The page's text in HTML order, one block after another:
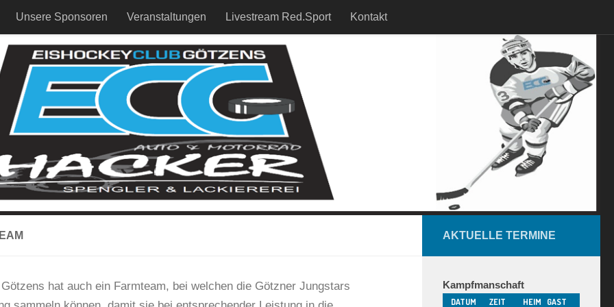
Unsere Sponsoren Veranstaltungen Livestream Red.Sport Kontakt
hat auch ein Farmteam, bei welchen die Götzner Jungstars
AKTUELLE TERMINE
Kampfmanschaft
DATUM ZEIT HEIM
GAST